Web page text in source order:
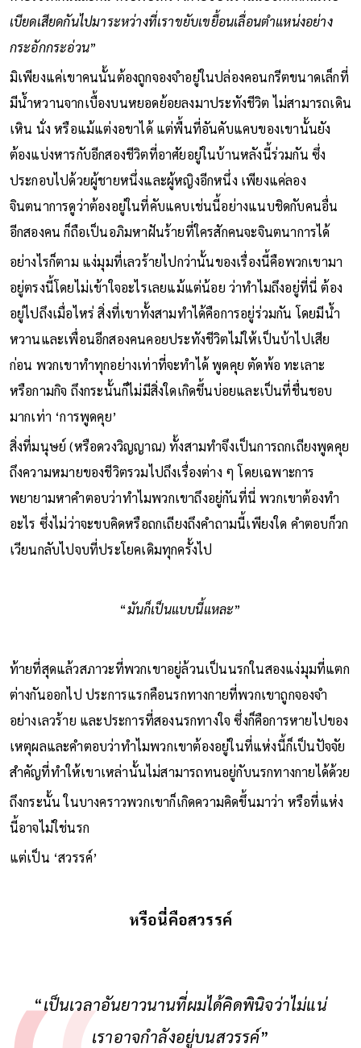
หายใจรดกันและกัน หรือพอให้ร่างกายของเราแนบชิดติดกันเพื่อ
เบียดเสียดกันไปมาระหว่างที่เราขยับเขยื้อนเลื่อนตำแหน่งอย่าง
กระอักกระอ่วน
มิเพียงแค่เขาคนนั้นต้องถูกจองจำอยู่ในปล่องคอนกรีตขนาดเล็กที่
มีน้ำหวานจากเบื้องบนหยอดย้อยลงมาประทังชีวิต ไม่สามารถเดิน
เหิน นั่ง หรือแม้แต่งอขาได้ แต่พื้นที่อันคับแคบของเขานั้นยัง
ต้องแบ่งหารกับอีกสองชีวิตที่อาศัยอยู่ในบ้านหลังนี้ร่วมกัน ซึ่ง
ประกอบไปด้วยผู้ชายหนึ่งและผู้หญิงอีกหนึ่ง เพียงแค่ลอง
จินตนาการดูว่าต้องอยู่ในที่คับแคบเช่นนี้อย่างแนบชิดกับคนอื่น
อีกสองคน ก็ถือเป็นอภิมหาฝันร้ายที่ใครสักคนจะจินตนาการได้
อย่างไรก็ตาม แง่มุมที่เลวร้ายไปกว่านั้นของเรื่องนี้คือพวกเขามา
อยู่ตรงนี้โดยไม่เข้าใจอะไรเลยแม้แต่น้อย ว่าทำไมถึงอยู่ที่นี่ ต้อง
อยู่ไปถึงเมื่อไหร่ สิ่งที่เขาทั้งสามทำได้คือการอยู่ร่วมกัน โดยมีน้ำ
หวานและเพื่อนอีกสองคนคอยประทังชีวิตไม่ให้เป็นบ้าไปเสีย
ก่อน พวกเขาทำทุกอย่างเท่าที่จะทำได้ พูดคุย ตัดพ้อ ทะเลาะ
หรือกามกิจ ถึงกระนั้นก็ไม่มีสิ่งใดเกิดขึ้นบ่อยและเป็นที่ชื่นชอบ
มากเท่า ‘การพูดคุย’
สิ่งที่มนุษย์ (หรือดวงวิญญาณ) ทั้งสามทำจึงเป็นการถกเถียงพูดคุย
ถึงความหมายของชีวิตรวมไปถึงเรื่องต่าง ๆ โดยเฉพาะการ
พยายามหาคำตอบว่าทำไมพวกเขาถึงอยู่กันที่นี่ พวกเขาต้องทำ
อะไร ซึ่งไม่ว่าจะขบคิดหรือถกเถียงถึงคำถามนี้เพียงใด คำตอบก็วก
ท้ายที่สุดแล้วสภาวะที่พวกเขาอยู่ล้วนเป็นนรกในสองแง่มุมที่แตก
ต่างกันออกไป ประการแรกคือนรกทางกายที่พวกเขาถูกจองจำ
อย่างเลวร้าย และประการที่สองนรกทางใจ ซึ่งก็คือการหายไปของ
เหตุผลและคำตอบว่าทำไมพวกเขาต้องอยู่ในที่แห่งนี้ก็เป็นปัจจัย
สำคัญที่ทำให้เขาเหล่านั้นไม่สามารถทนอยู่กับนรกทางกายได้ด้วย
ถึงกระนั้น ในบางคราวพวกเขาก็เกิดความคิดขึ้นมาว่า หรือที่แห่ง
นี้อาจไม่ใช่นรก
“ เป็นเวลาอันยาวนานที่ผมได้คิดพินิจว่าไม่แน่